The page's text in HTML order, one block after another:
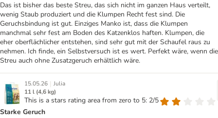
Das ist bisher das beste Streu, das sich nicht im ganzen Haus verteilt,
wenig Staub produziert und die Klumpen Recht fest sind. Die
Geruchsbindung ist gut. Einziges Manko ist, dass die Klumpen
manchmal sehr fest am Boden des Katzenklos haften. Klumpen, die
eher oberflächlicher entstehen, sind sehr gut mit der Schaufel raus zu
nehmen. Ich finde, ein Selbstversuch ist es wert. Perfekt wäre, wenn die
Streu auch ohne Zusatzgeruch erhältlich wäre.
15.05.26 | Julia
11 l (4,6 kg)
This is a stars rating area from zero to 5: 2/5
Starke Geruch